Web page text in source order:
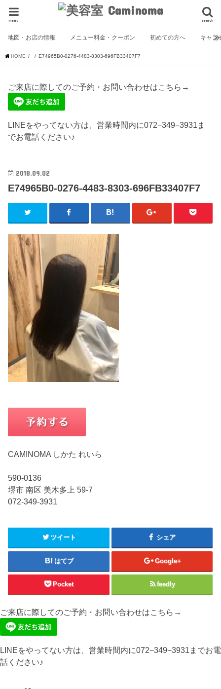
search
menu
地図・お店の情報 メニュー料金・クーポン 初めての方へ キャン
HOME E74965B0-0276-4483-8303-696FB33407F7
ご来店に際してのご予約・お問い合わせはこちら→
LINEをやってない方は、営業時間内に072−349−3931ま
でお電話ください♪
2018.09.02
E74965B0-0276-4483-8303-696FB33407F7
CAMINOMA しかた れいら
590-0136
堺市 南区 美木多上 59-7
072-349-3931
ツイート シェア
はてブ Google+
Pocket feedly
ご来店に際してのご予約・お問い合わせはこちら→
LINEをやってない方は、営業時間内に072−349−3931までお電
話ください♪